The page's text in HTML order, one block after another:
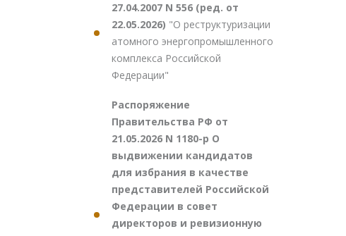
27.04.2007 N 556 (ред. от
22.05.2026) "О реструктуризации
атомного энергопромышленного
комплекса Российской
Федерации"
Распоряжение
Правительства РФ от
21.05.2026 N 1180-р О
выдвижении кандидатов
для избрания в качестве
представителей Российской
Федерации в совет
директоров и ревизионную